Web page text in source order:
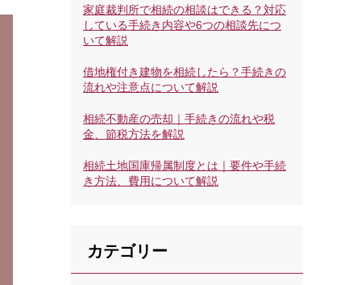
家庭裁判所で相続の相談はできる？対応
している手続き内容や6つの相談先につ
いて解説
借地権付き建物を相続したら？手続きの
流れや注意点について解説
相続不動産の売却｜手続きの流れや税
金、節税方法を解説
相続土地国庫帰属制度とは｜要件や手続
き方法、費用について解説
カテゴリー